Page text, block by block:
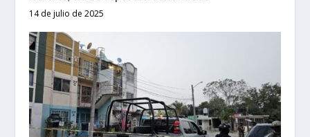
14 de julio de 2025